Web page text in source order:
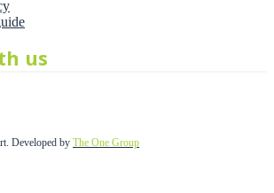
us
Developed by The One Group